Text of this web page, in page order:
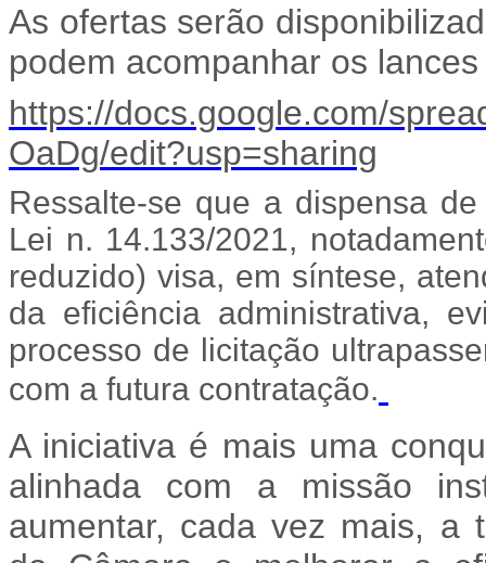
As ofertas serão
podem acompanhar os
https://docs.google.com/
OaDg/edit?usp=sharing
Ressalte-se que a dispensa
Lei n. 14.133/2021,
reduzido) visa, em síntese,
da eficiência administrativa,
processo de licitação
com a futura contratação.
A iniciativa é mais uma
alinhada com a missão
aumentar, cada vez mais, a